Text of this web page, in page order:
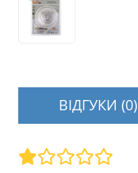
ВІДГУКИ (0)